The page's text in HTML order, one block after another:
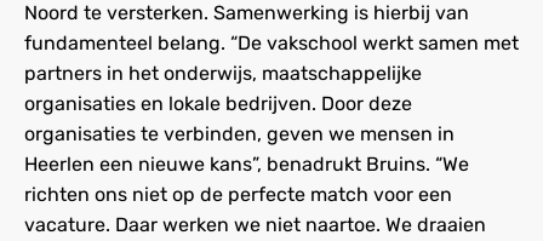
Noord te versterken. Samenwerking is hierbij van
fundamenteel belang. “De vakschool werkt samen met
partners in het onderwijs, maatschappelijke
organisaties en lokale bedrijven. Door deze
organisaties te verbinden, geven we mensen in
Heerlen een nieuwe kans”, benadrukt Bruins. “We
richten ons niet op de perfecte match voor een
vacature. Daar werken we niet naartoe. We draaien